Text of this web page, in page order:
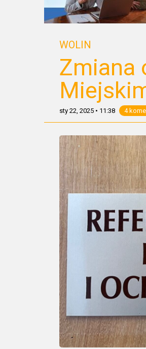
WOLIN
Zmiana
sty 22, 2025 • 11:38 4